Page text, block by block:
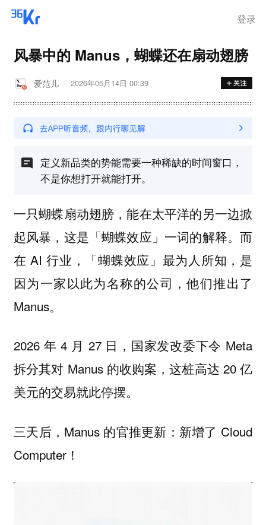
登录
风暴中的 Manus，蝴蝶还在扇动翅膀
爱范儿 2026年05月14日 00:39
定义新品类的势能需要一种稀缺的时间窗口，
不是你想打开就能打开。
一只蝴蝶扇动翅膀，能在太平洋的另一边掀
起风暴，这是「蝴蝶效应」一词的解释。而
在 AI 行业，「蝴蝶效应」最为人所知，是
因为一家以此为名称的公司，他们推出了
Manus。
2026 年 4 月 27 日，国家发改委下令 Meta
拆分其对 Manus 的收购案，这桩高达 20 亿
美元的交易就此停摆。
三天后，Manus 的官推更新：新增了 Cloud
Computer！